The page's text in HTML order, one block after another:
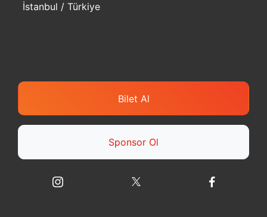
İstanbul / Türkiye
Bilet Al
Sponsor Ol